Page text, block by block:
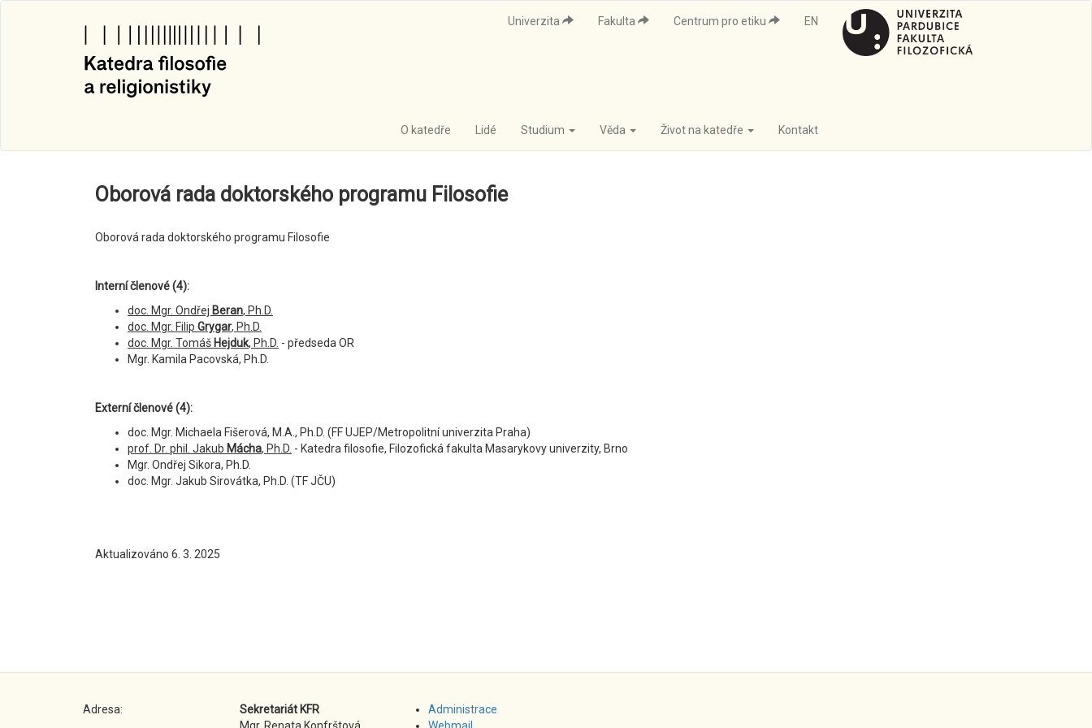
Univerzita Fakulta Centrum pro etiku EN
O katedře Lidé Studium Věda Život na katedře Kontakt
Oborová rada doktorského programu Filosofie
Oborová rada doktorského programu Filosofie
Interní členové (4):
doc. Mgr. Ondřej Beran, Ph.D.
doc. Mgr. Filip Grygar, Ph.D.
doc. Mgr. Tomáš Hejduk, Ph.D. - předseda OR
Mgr. Kamila Pacovská, Ph.D.
Externí členové (4):
doc. Mgr. Michaela Fišerová, M.A., Ph.D. (FF UJEP/Metropolitní univerzita Praha)
prof. Dr. phil. Jakub Mácha, Ph.D. - Katedra filosofie, Filozofická fakulta Masarykovy univerzity, Brno
Mgr. Ondřej Sikora, Ph.D.
doc. Mgr. Jakub Sirovátka, Ph.D. (TF JČU)
Aktualizováno 6. 3. 2025
Adresa:
Sekretariát KFR
Mgr. Renata Konfrštová
Administrace
Webmail